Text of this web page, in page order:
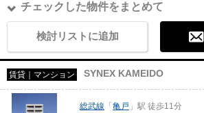
チェックした物件をまとめて
検討リストに追加
賃貸｜マンション SYNEX KAMEIDO
総武線 「 亀戸 」駅 徒歩11分